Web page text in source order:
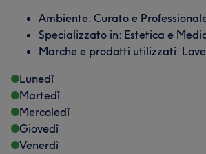
Ambiente: Curato e
Specializzato in: Estetica e
Marche e prodotti utilizzati:
Lunedì
Martedì
Mercoledì
Giovedì
Venerdì